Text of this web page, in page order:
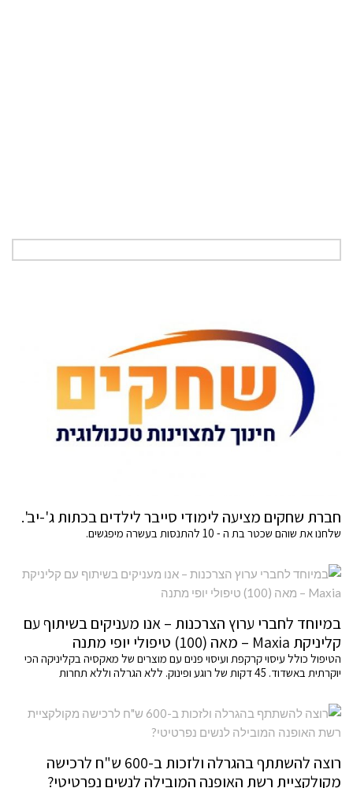
חברת שחקים מציעה לימודי סייבר לילדים בכתות ג'-יב'.
שלחנו את שוהם שכטר בת ה - 10 להתנסות בעשרה מיפגשים.
במיוחד לחברי ערוץ הצרכנות – אנו מעניקים בשיתוף עם
קליניקת Maxia – מאה (100) טיפולי יופי מתנה
הטיפול כולל עיסוי קרקפת ועיסוי פנים עם מוצרים של מאקסיה בקליניקה הכי
יוקרתית באשדוד. 45 דקות של רוגע ופינוק. ללא הגרלה וללא תחרות
רוצה להשתתף בהגרלה ולזכות ב-600 ש"ח לרכישה
מקולקציית רשת האופנה המובילה לנשים נפרטיטי?